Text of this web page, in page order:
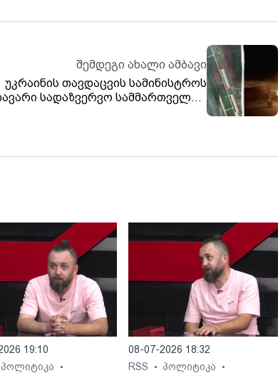
შემდეგი ახალი ამბავი
უკრაინის თავდაცვის სამინისტროს
სადაზვერვო სამმართველოს
ლიპეცკში რუსეთის სამხედრო
30“ და „სუ-27“ ტიპის ორი მოიერიშე
19:10
პოლიტიკა •
08-07-2026 18:32
RSS
• პოლიტიკა •